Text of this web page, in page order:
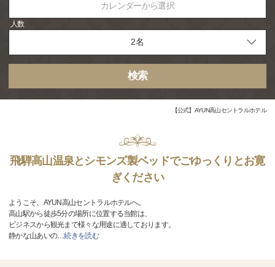
カレンダーから選択
人数
検索
【公式】AYUN高山セントラルホテル
飛騨高山温泉とシモンズ製ベッドでごゆっくりとお寛
ぎください
ようこそ、AYUN高山セントラルホテルへ。
高山駅から徒歩5分の場所に位置する当館は、
ビジネスから観光まで様々な用途に適しております。
静かな山あいの…続きを読む